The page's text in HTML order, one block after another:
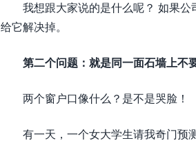
我想跟大家说的是什么呢？ 如果
给它解决掉。
第二个问题：就是同一面石墙上不
两个窗户口像什么？是不是哭脸！
有一天，一个女大学生请我奇门预